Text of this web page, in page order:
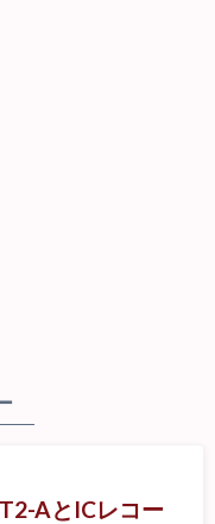
AとICレコー